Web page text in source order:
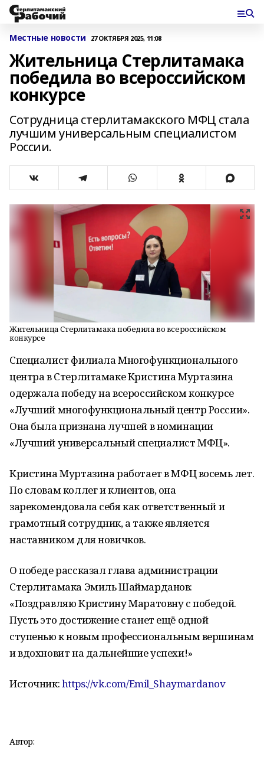
Местные новости 27 ОКТЯБРЯ 2025, 11:08
Жительница Стерлитамака
победила во всероссийском
конкурсе
Сотрудница стерлитамакского МФЦ стала
лучшим универсальным специалистом
России.
Жительница Стерлитамака победила во всероссийском
конкурсе
Специалист филиала Многофункционального
центра в Стерлитамаке Кристина Муртазина
одержала победу на всероссийском конкурсе
«Лучший многофункциональный центр России».
Она была признана лучшей в номинации
«Лучший универсальный специалист МФЦ».
Кристина Муртазина работает в МФЦ восемь лет.
По словам коллег и клиентов, она
зарекомендовала себя как ответственный и
грамотный сотрудник, а также является
наставником для новичков.
О победе рассказал глава администрации
Стерлитамака Эмиль Шаймарданов:
«Поздравляю Кристину Маратовну с победой.
Пусть это достижение станет ещё одной
ступенью к новым профессиональным вершинам
и вдохновит на дальнейшие успехи!»
Источник:https://vk.com/Emil_Shaymardanov
Автор: